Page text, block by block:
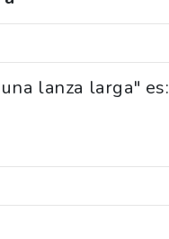
lanza larga" es: